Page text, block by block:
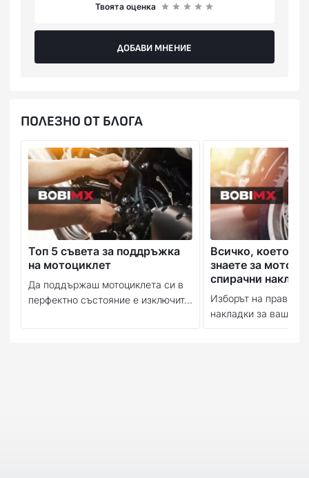
Твоята оценка
ДОБАВИ МНЕНИЕ
ПОЛЕЗНО ОТ БЛОГА
Топ 5 съвета за поддръжка
на мотоциклет
Да поддържаш мотоциклета си в
перфектно състояние е изключит...
Всичко, което
знаете за
спирачни
Изборът на
накладки за вашия